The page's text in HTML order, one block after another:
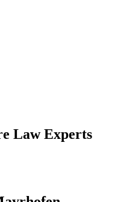
Law Experts